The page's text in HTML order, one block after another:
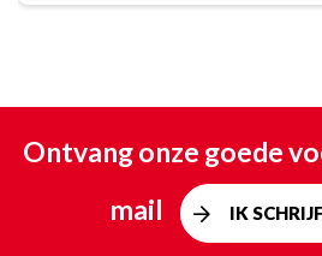
Ontvang onze goede
mail
IK